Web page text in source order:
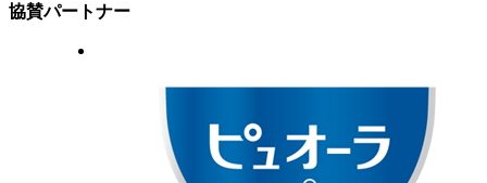
協賛パートナー